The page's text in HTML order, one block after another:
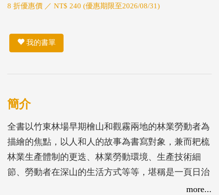
8 折優惠價 ／ NT$ 240 (優惠期限至2026/08/31)
我的書單
簡介
全書以竹東林場早期檜山和觀霧兩地的林業勞動者為
描繪的焦點，以人和人的故事為書寫對象，兼而耙梳
林業生產體制的更迭、林業勞動環境、生產技術細
節、勞動者在深山的生活方式等等，堪稱是一頁日治
more...